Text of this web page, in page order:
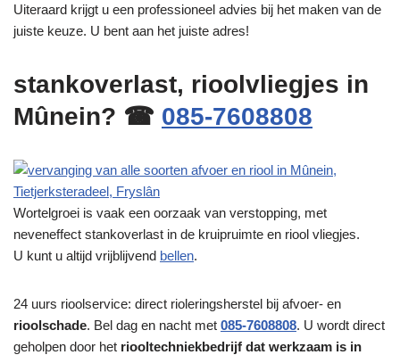
Uiteraard krijgt u een professioneel advies bij het maken van de
juiste keuze. U bent aan het juiste adres!
stankoverlast, rioolvliegjes in
Mûnein? ☎ 085-7608808
Wortelgroei is vaak een oorzaak van verstopping, met
neveneffect stankoverlast in de kruipruimte en riool vliegjes.
U kunt u altijd vrijblijvend bellen.
24 uurs rioolservice: direct rioleringsherstel bij afvoer- en
rioolschade. Bel dag en nacht met 085-7608808. U wordt direct
geholpen door het riooltechniekbedrijf dat werkzaam is in